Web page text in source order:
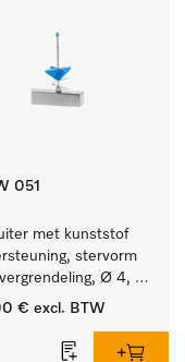
051
met kunststof
stervorm
Ø 4,
110 mm.
€ excl. BTW